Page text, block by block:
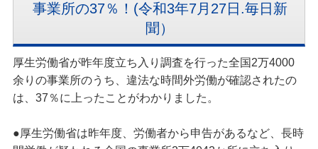
事業所の37％！(令和3年7月27日.毎日新
聞）
厚生労働省が昨年度立ち入り調査を行った全国2万4000
余りの事業所のうち、違法な時間外労働が確認されたの
は、37％に上ったことがわかりました。
●厚生労働省は昨年度、労働者から申告があるなど、長時